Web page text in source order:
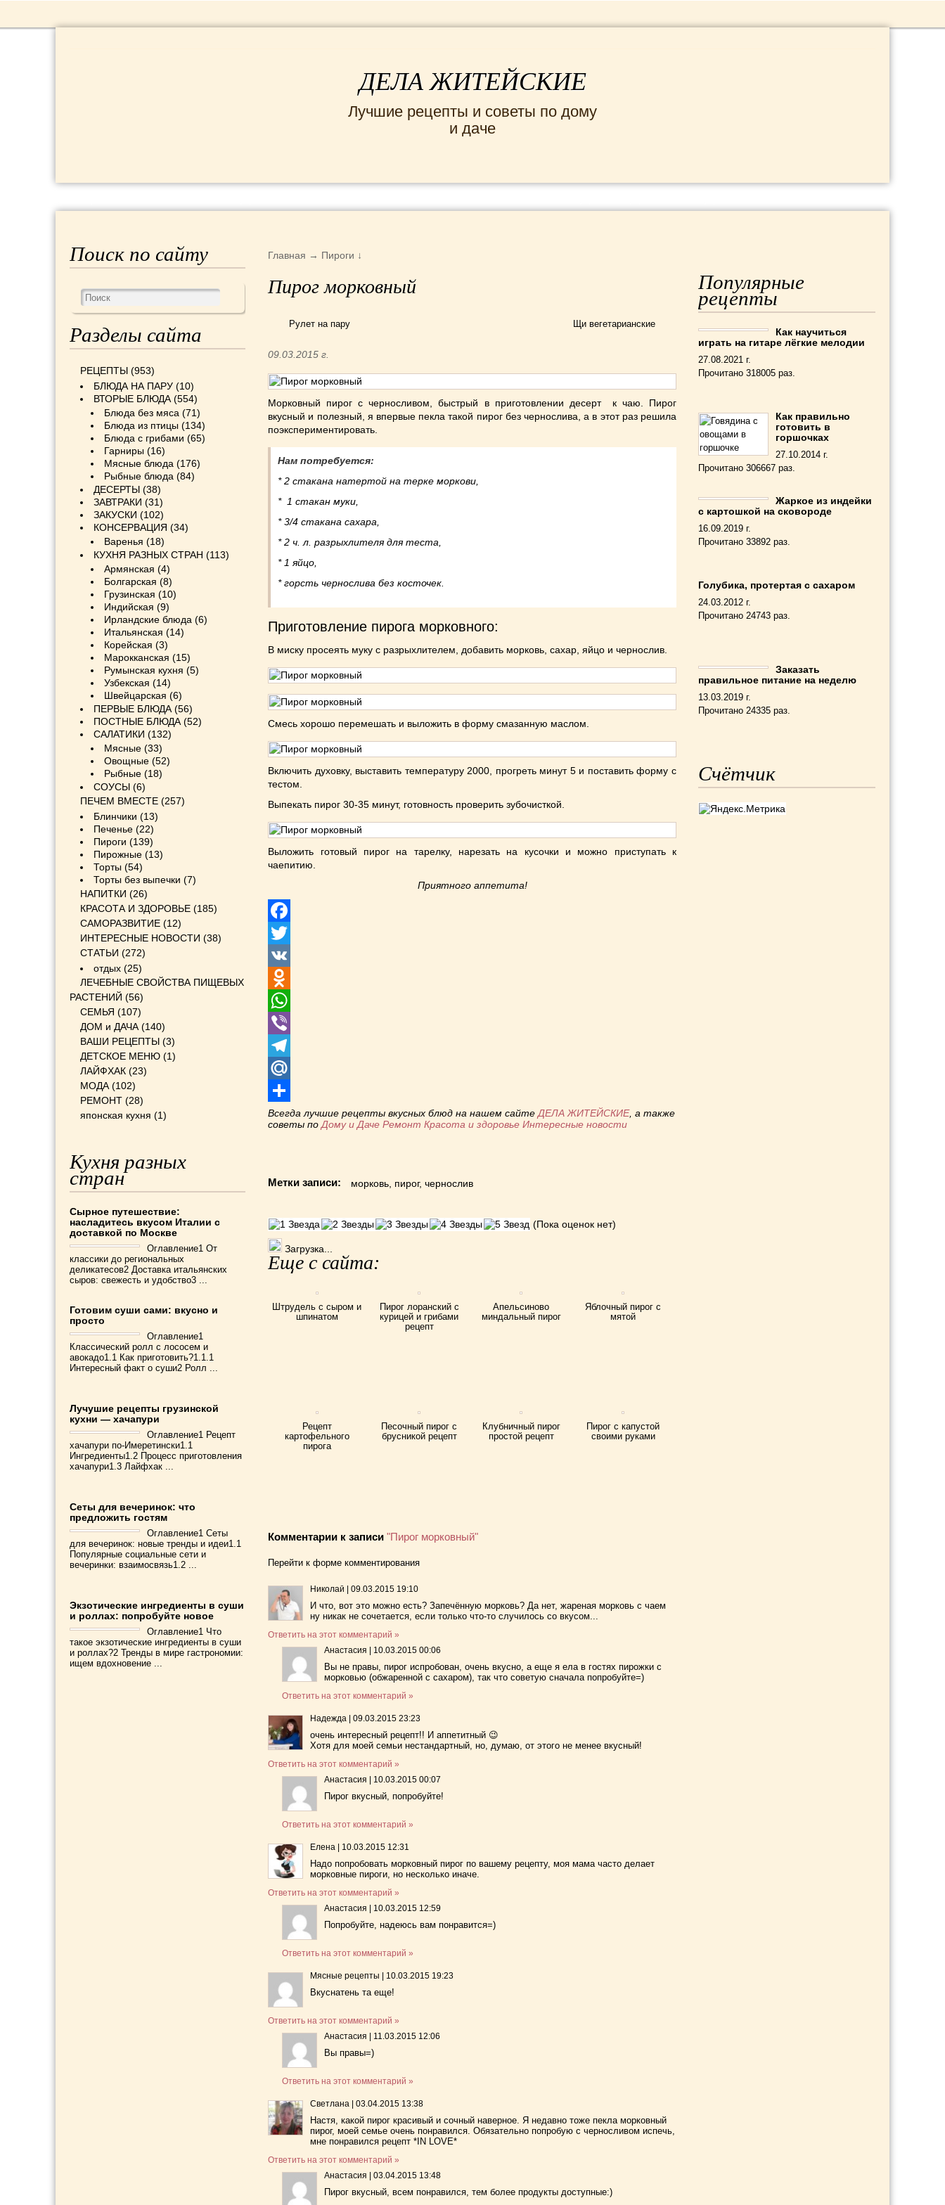
ДЕЛА ЖИТЕЙСКИЕ
Лучшие рецепты и советы по дому
и даче
Главная → Пироги ↓
Пирог морковный
Рулет на пару Щи вегетарианские
09.03.2015 г.
Морковный пирог с черносливом, быстрый в приготовлении десерт к чаю. Пирог
вкусный и полезный, я впервые пекла такой пирог без чернослива, а в этот раз решила
поэкспериментировать.
Нам потребуется:
* 2 стакана натертой на терке моркови,
* 1 стакан муки,
* 3/4 стакана сахара,
* 2 ч. л. разрыхлителя для теста,
* 1 яйцо,
* горсть чернослива без косточек.
Приготовление пирога морковного:
В миску просеять муку с разрыхлителем, добавить морковь, сахар, яйцо и чернослив.
Смесь хорошо перемешать и выложить в форму смазанную маслом.
Включить духовку, выставить температуру 2000 , прогреть минут 5 и поставить форму с
тестом.
Выпекать пирог 30-35 минут, готовность проверить зубочисткой.
Выложить готовый пирог на тарелку, нарезать на кусочки и можно приступать к
чаепитию.
Приятного аппетита!
Facebook
Twitter
VK
Odnoklassniki
WhatsApp
Viber
Telegram
Mail.Ru
Отправить
Всегда лучшие рецепты вкусных блюд на нашем сайтеДЕЛА ЖИТЕЙСКИЕ, а также
советы поДому и Даче Ремонт Красота и здоровье Интересные новости
Метки записи: морковь пирог,чернослив
(Пока оценок нет)
Загрузка...
Еще с сайта:
Штрудель с сыром и
шпинатом
Пирог лоранский с
курицей и грибами
рецепт
Апельсиново
миндальный пирог
Яблочный пирог с
мятой
Рецепт
картофельного
пирога
Песочный пирог с
брусникой рецепт
Клубничный пирог
простой рецепт
Пирог с капустой
своими руками
Комментарии к записи"Пирог морковный"
Перейти к форме комментирования
Николай |09.03.2015 19:10
И что, вот это можно есть? Запечённую морковь? Да нет, жареная морковь с чаем
ну никак не сочетается, если только что-то случилось со вкусом...
Ответить на этот комментарий »
Анастасия
10.03.2015 00:06
Вы не правы, пирог испробован, очень вкусно, а еще я ела в гостях пирожки с
морковью (обжаренной с сахаром), так что советую сначала попробуйте=)
Ответить на этот комментарий »
Надежда |09.03.2015 23:23
очень интересный рецепт!! И аппетитный 😉
Хотя для моей семьи нестандартный, но, думаю, от этого не менее вкусный!
Ответить на этот комментарий »
Анастасия
10.03.2015 00:07
Пирог вкусный, попробуйте!
Ответить на этот комментарий »
Елена 10.03.2015 12:31
Надо попробовать морковный пирог по вашему рецепту, моя мама часто делает
морковные пироги, но несколько иначе.
Ответить на этот комментарий »
Анастасия
10.03.2015 12:59
Попробуйте, надеюсь вам понравится=)
Ответить на этот комментарий »
Мясные рецепты 10.03.2015 19:23
Вкуснатень та еще!
Ответить на этот комментарий »
Анастасия
11.03.2015 12:06
Вы правы=)
Ответить на этот комментарий »
Светлана |03.04.2015 13:38
Настя, какой пирог красивый и сочный наверное. Я недавно тоже пекла морковный
пирог, моей семье очень понравился. Обязательно попробую с черносливом испечь,
мне понравился рецепт *IN LOVE*
Ответить на этот комментарий »
Анастасия |03.04.2015 13:48
Пирог вкусный, всем понравился, тем более продукты доступные:)
Поиск по сайту
Разделы сайта
РЕЦЕПТЫ (953)
БЛЮДА НА ПАРУ (10)
ВТОРЫЕ БЛЮДА (554)
Блюда без мяса (71)
Блюда из птицы (134)
Блюда с грибами (65)
Гарниры (16)
Мясные блюда (176)
Рыбные блюда (84)
ДЕСЕРТЫ (38)
ЗАВТРАКИ (31)
ЗАКУСКИ (102)
КОНСЕРВАЦИЯ (34)
Варенья (18)
КУХНЯ РАЗНЫХ СТРАН (113)
Армянская (4)
Болгарская (8)
Грузинская (10)
Индийская (9)
Ирландские блюда (6)
Итальянская (14)
Корейская (3)
Марокканская (15)
Румынская кухня (5)
Узбекская (14)
Швейцарская (6)
ПЕРВЫЕ БЛЮДА (56)
ПОСТНЫЕ БЛЮДА (52)
САЛАТИКИ (132)
Мясные (33)
Овощные (52)
Рыбные (18)
СОУСЫ (6)
ПЕЧЕМ ВМЕСТЕ (257)
Блинчики (13)
Печенье (22)
Пироги (139)
Пирожные (13)
Торты (54)
Торты без выпечки (7)
НАПИТКИ (26)
КРАСОТА И ЗДОРОВЬЕ (185)
САМОРАЗВИТИЕ (12)
ИНТЕРЕСНЫЕ НОВОСТИ (38)
СТАТЬИ (272)
отдых (25)
ЛЕЧЕБНЫЕ СВОЙСТВА ПИЩЕВЫХ
РАСТЕНИЙ (56)
СЕМЬЯ (107)
ДОМ и ДАЧА (140)
ВАШИ РЕЦЕПТЫ (3)
ДЕТСКОЕ МЕНЮ (1)
ЛАЙФХАК (23)
МОДА (102)
РЕМОНТ (28)
японская кухня (1)
Кухня разных
стран
Сырное путешествие:
насладитесь вкусом Италии с
доставкой по Москве
Оглавление1 От
классики до региональных
деликатесов2 Доставка итальянских
сыров: свежесть и удобство3 ...
Готовим суши сами: вкусно и
просто
Оглавление1
Классический ролл с лососем и
авокадо1.1 Как приготовить?1.1.1
Интересный факт о суши2 Ролл ...
Лучушие рецепты грузинской
кухни — хачапури
Оглавление1 Рецепт
хачапури по-Имеретински1.1
Ингредиенты1.2 Процесс приготовления
хачапури1.3 Лайфхак ...
Сеты для вечеринок: что
предложить гостям
Оглавление1 Сеты
для вечеринок: новые тренды и идеи1.1
Популярные социальные сети и
вечеринки: взаимосвязь1.2 ...
Экзотические ингредиенты в суши
и роллах: попробуйте новое
Оглавление1 Что
такое экзотические ингредиенты в суши
и роллах?2 Тренды в мире гастрономии:
ищем вдохновение ...
Популярные
рецепты
Как научиться
играть на гитаре лёгкие мелодии
27.08.2021 г.
Прочитано 318005 раз.
Как правильно
готовить в
горшочках
27.10.2014 г.
Прочитано 306667 раз.
Жаркое из индейки
с картошкой на сковороде
16.09.2019 г.
Прочитано 33892 раз.
Голубика, протертая с сахаром
24.03.2012 г.
Прочитано 24743 раз.
Заказать
правильное питание на неделю
13.03.2019 г.
Прочитано 24335 раз.
Счётчик